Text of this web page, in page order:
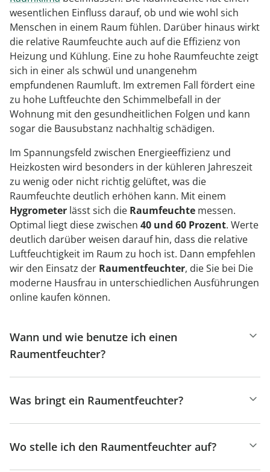
wesentlichen Einfluss darauf, ob und wie wohl sich
Menschen in einem Raum fühlen. Darüber hinaus wirkt
die relative Raumfeuchte auch auf die Effizienz von
Heizung und Kühlung. Eine zu hohe Raumfeuchte zeigt
sich in einer als schwül und unangenehm
empfundenen Raumluft. Im extremen Fall fördert eine
zu hohe Luftfeuchte den Schimmelbefall in der
Wohnung mit den gesundheitlichen Folgen und kann
sogar die Bausubstanz nachhaltig schädigen.
Im Spannungsfeld zwischen Energieeffizienz und
Heizkosten wird besonders in der kühleren Jahreszeit
zu wenig oder nicht richtig gelüftet, was die
Raumfeuchte deutlich erhöhen kann. Mit einem
Hygrometer lässt sich die Raumfeuchte messen.
Optimal liegt diese zwischen 40 und 60 Prozent. Werte
deutlich darüber weisen darauf hin, dass die relative
Luftfeuchtigkeit im Raum zu hoch ist. Dann empfehlen
wir den Einsatz der Raumentfeuchter, die Sie bei Die
moderne Hausfrau in unterschiedlichen Ausführungen
online kaufen können.
Wann und wie benutze ich einen
Raumentfeuchter?
Was bringt ein Raumentfeuchter?
Wo stelle ich den Raumentfeuchter auf?